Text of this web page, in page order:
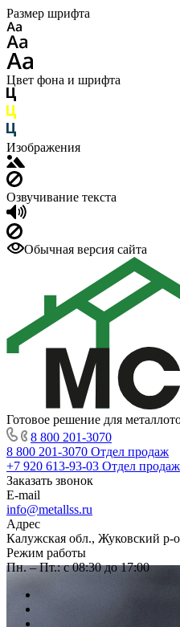
Размер шрифта
Цвет фона и шрифта
Изображения
Озвучивание текста
Обычная версия сайта
Готовое решение для
8 800 201-3070
8 800 201-3070 Отдел продаж
+7 920 613-93-03 Отдел продаж
Заказать звонок
E-mail
info@metallss.ru
Адрес
Калужская обл., Жуковский р-
Режим работы
Пн. – Пт.: с 08:30 до 17:00